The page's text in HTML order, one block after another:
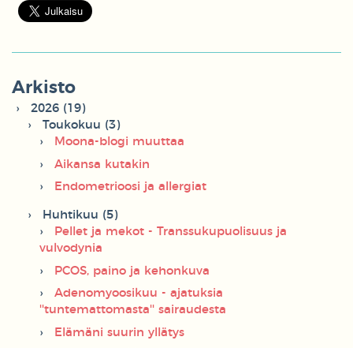
Arkisto
2026 (19)
Toukokuu (3)
Moona-blogi muuttaa
Aikansa kutakin
Endometrioosi ja allergiat
Huhtikuu (5)
Pellet ja mekot - Transsukupuolisuus ja
vulvodynia
PCOS, paino ja kehonkuva
Adenomyoosikuu - ajatuksia
''tuntemattomasta'' sairaudesta
Elämäni suurin yllätys